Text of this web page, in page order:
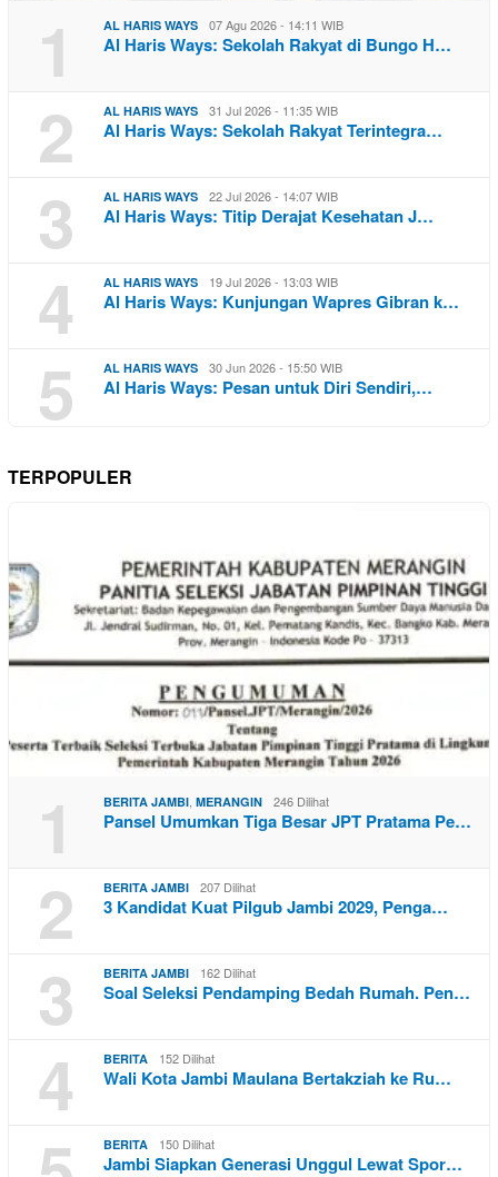
1 AL HARIS WAYS 07 Agu 2026 - 14:11 WIB
Al Haris Ways: Sekolah Rakyat di Bungo H…
2 AL HARIS WAYS 31 Jul 2026 - 11:35 WIB
Al Haris Ways: Sekolah Rakyat Terintegra…
3 AL HARIS WAYS 22 Jul 2026 - 14:07 WIB
Al Haris Ways: Titip Derajat Kesehatan J…
4 AL HARIS WAYS 19 Jul 2026 - 13:03 WIB
Al Haris Ways: Kunjungan Wapres Gibran k…
5 AL HARIS WAYS 30 Jun 2026 - 15:50 WIB
Al Haris Ways: Pesan untuk Diri Sendiri,…
TERPOPULER
1 BERITA JAMBI, MERANGIN 246 Dilihat
Pansel Umumkan Tiga Besar JPT Pratama Pe…
2 BERITA JAMBI 207 Dilihat
3 Kandidat Kuat Pilgub Jambi 2029, Penga…
3 BERITA JAMBI 162 Dilihat
Soal Seleksi Pendamping Bedah Rumah. Pen…
4 BERITA 152 Dilihat
Wali Kota Jambi Maulana Bertakziah ke Ru…
BERITA 150 Dilihat
Jambi Siapkan Generasi Unggul Lewat Spor…